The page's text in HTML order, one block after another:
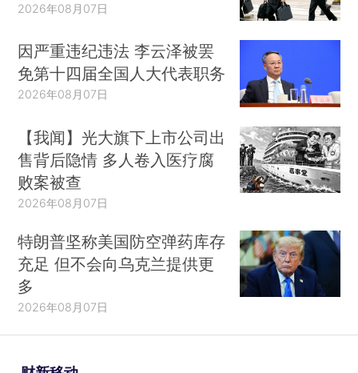
2026年08月07日
因严重违纪违法 李云泽被罢
免第十四届全国人大代表职务
2026年08月07日
【我闻】光大旗下上市公司出
售背后隐情 多人卷入医疗腐
败案被查
2026年08月07日
特朗普坚称美国防空弹药库存
充足 但不会向乌克兰提供更
多
2026年08月07日